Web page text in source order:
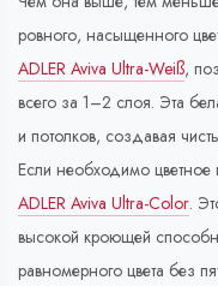
ровного, насыщенного
ADLER Aviva Ultra-Weiß,
всего за 1–2 слоя. Эта
и потолков, создавая
Если необходимо цветное
ADLER Aviva Ultra-Color.
высокой кроющей
равномерного цвета без